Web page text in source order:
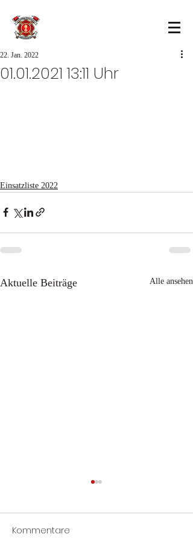
01.01.2021 13:11 Uhr
22. Jan. 2022
Einsatzliste 2022
Aktuelle Beiträge Alle ansehen
Kommentare